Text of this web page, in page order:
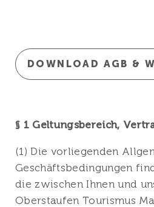
DOWNLOAD AGB &
§ 1 Geltungsbereich,
(1) Die vorliegenden
Geschäftsbedingungen
die zwischen Ihnen und
Oberstaufen Tourismus